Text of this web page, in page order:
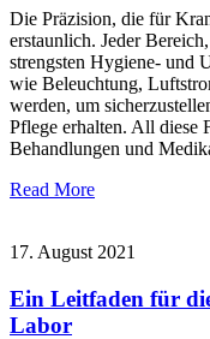
Die Präzision, die für
erstaunlich. Jeder
strengsten Hygiene- und
wie Beleuchtung,
werden, um
Pflege erhalten. All diese
Behandlungen und
Read More
17. August 2021
Ein Leitfaden für
Labor